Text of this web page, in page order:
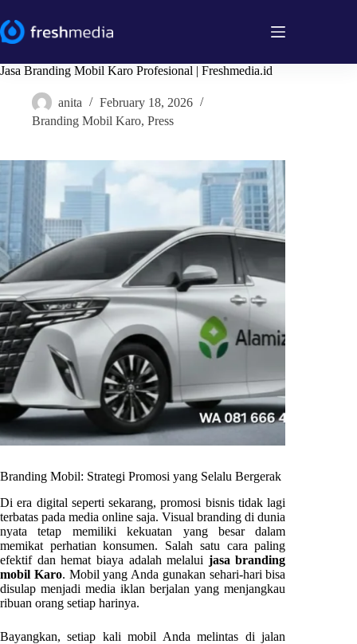
to
content
Jasa Branding Mobil Karo Profesional | Freshmedia.id
anita
February 18, 2026
Branding Mobil Karo, Press
Branding Mobil: Strategi Promosi yang Selalu Bergerak
Di era digital seperti sekarang, promosi bisnis tidak lagi
terbatas pada media online saja. Visual branding di dunia
nyata tetap memiliki kekuatan yang besar dalam
memikat perhatian konsumen. Salah satu cara paling
efektif dan hemat biaya adalah melalui jasa branding
mobil Karo. Mobil yang Anda gunakan sehari-hari bisa
disulap menjadi media iklan berjalan yang menjangkau
ribuan orang setiap harinya.
Bayangkan, setiap kali mobil Anda melintas di jalan